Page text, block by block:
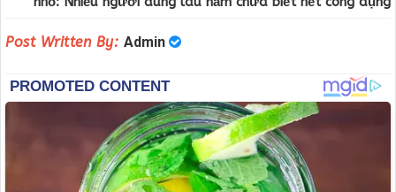
Post Written By: Admin